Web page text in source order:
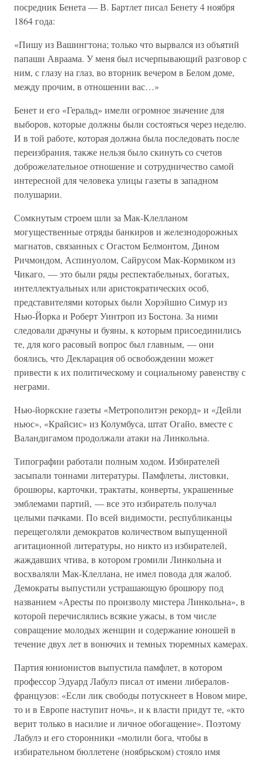
посредник Бенета — В. Бартлет писал Бенету 4 ноября
1864 года:
«Пишу из Вашингтона; только что вырвался из объятий
папаши Авраама. У меня был исчерпывающий разговор с
ним, с глазу на глаз, во вторник вечером в Белом доме,
между прочим, в отношении вас…»
Бенет и его «Геральд» имели огромное значение для
выборов, которые должны были состояться через неделю.
И в той работе, которая должна была последовать после
переизбрания, также нельзя было скинуть со счетов
доброжелательное отношение и сотрудничество самой
интересной для человека улицы газеты в западном
полушарии.
Сомкнутым строем шли за Мак-Клелланом
могущественные отряды банкиров и железнодорожных
магнатов, связанных с Огастом Белмонтом, Дином
Ричмондом, Аспинуолом, Сайрусом Мак-Кормиком из
Чикаго, — это были ряды респектабельных, богатых,
интеллектуальных или аристократических особ,
представителями которых были Хорэйшио Симур из
Нью-Йорка и Роберт Уинтроп из Бостона. За ними
следовали драчуны и буяны, к которым присоединились
те, для кого расовый вопрос был главным, — они
боялись, что Декларация об освобождении может
привести к их политическому и социальному равенству с
неграми.
Нью-йоркские газеты «Метрополитэн рекорд» и «Дейли
ньюс», «Крайсис» из Колумбуса, штат Огайо, вместе с
Валандигамом продолжали атаки на Линкольна.
Типографии работали полным ходом. Избирателей
засыпали тоннами литературы. Памфлеты, листовки,
брошюры, карточки, трактаты, конверты, украшенные
эмблемами партий, — все это избиратель получал
целыми пачками. По всей видимости, республиканцы
перещеголяли демократов количеством выпущенной
агитационной литературы, но никто из избирателей,
жаждавших чтива, в котором громили Линкольна и
восхваляли Мак-Клеллана, не имел повода для жалоб.
Демократы выпустили устрашающую брошюру под
названием «Аресты по произволу мистера Линкольна», в
которой перечислялись всякие ужасы, в том числе
совращение молодых женщин и содержание юношей в
течение двух лет в вонючих и темных тюремных камерах.
Партия юнионистов выпустила памфлет, в котором
профессор Эдуард Лабулэ писал от имени либералов-
французов: «Если лик свободы потускнеет в Новом мире,
то и в Европе наступит ночь», и к власти придут те, «кто
верит только в насилие и личное обогащение». Поэтому
Лабулэ и его сторонники «молили бога, чтобы в
избирательном бюллетене (ноябрьском) стояло имя